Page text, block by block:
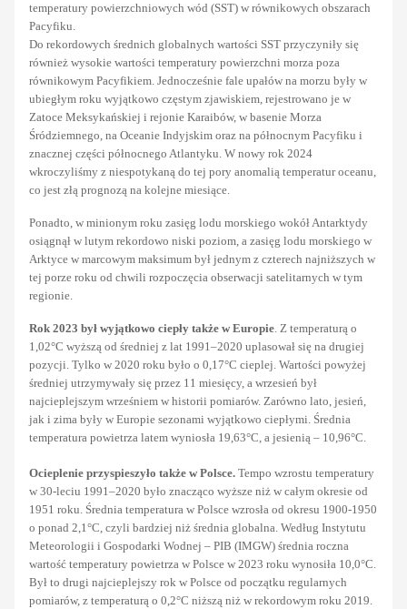
temperatury powierzchniowych wód (SST) w równikowych obszarach
Pacyfiku.
Do rekordowych średnich globalnych wartości SST przyczyniły się
również wysokie wartości temperatury powierzchni morza poza
równikowym Pacyfikiem. Jednocześnie fale upałów na morzu były w
ubiegłym roku wyjątkowo częstym zjawiskiem, rejestrowano je w
Zatoce Meksykańskiej i rejonie Karaibów, w basenie Morza
Śródziemnego, na Oceanie Indyjskim oraz na północnym Pacyfiku i
znacznej części północnego Atlantyku. W nowy rok 2024
wkroczyliśmy z niespotykaną do tej pory anomalią temperatur oceanu,
co jest złą prognozą na kolejne miesiące.
Ponadto, w minionym roku zasięg lodu morskiego wokół Antarktydy
osiągnął w lutym rekordowo niski poziom, a zasięg lodu morskiego w
Arktyce w marcowym maksimum był jednym z czterech najniższych w
tej porze roku od chwili rozpoczęcia obserwacji satelitarnych w tym
regionie.
Rok 2023 był wyjątkowo ciepły także w Europie. Z temperaturą o
1,02°C wyższą od średniej z lat 1991–2020 uplasował się na drugiej
pozycji. Tylko w 2020 roku było o 0,17°C cieplej. Wartości powyżej
średniej utrzymywały się przez 11 miesięcy, a wrzesień był
najcieplejszym wrześniem w historii pomiarów. Zarówno lato, jesień,
jak i zima były w Europie sezonami wyjątkowo ciepłymi. Średnia
temperatura powietrza latem wyniosła 19,63°C, a jesienią – 10,96°C.
Ocieplenie przyspieszyło także w Polsce. Tempo wzrostu temperatury
w 30-leciu 1991–2020 było znacząco wyższe niż w całym okresie od
1951 roku. Średnia temperatura w Polsce wzrosła od okresu 1900-1950
o ponad 2,1°C, czyli bardziej niż średnia globalna. Według Instytutu
Meteorologii i Gospodarki Wodnej – PIB (IMGW) średnia roczna
wartość temperatury powietrza w Polsce w 2023 roku wynosiła 10,0°C.
Był to drugi najcieplejszy rok w Polsce od początku regularnych
pomiarów, z temperaturą o 0,2°C niższą niż w rekordowym roku 2019.